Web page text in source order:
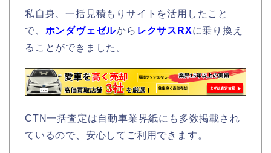
私自身、一括見積もりサイトを活用したこと
で、 ホンダヴェゼルから レクサスRXに乗り換え
ることができました。
CTN一括査定は自動車業界紙にも多数掲載され
ているので、安心してご利用できます。